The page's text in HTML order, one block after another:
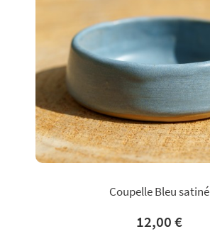
Coupelle Bleu satiné
12,00 €